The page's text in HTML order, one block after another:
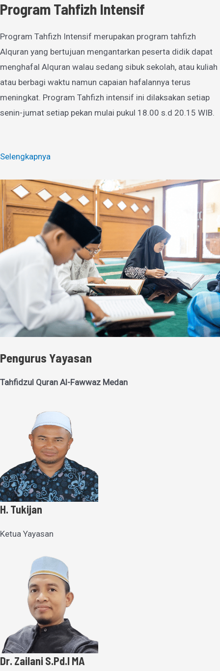
Program Tahfizh Intensif
Program Tahfizh Intensif merupakan program tahfizh
Alquran yang bertujuan mengantarkan peserta didik dapat
menghafal Alquran walau sedang sibuk sekolah, atau kuliah
atau berbagi waktu namun capaian hafalannya terus
meningkat. Program Tahfizh intensif ini dilaksakan setiap
senin-jumat setiap pekan mulai pukul 18.00 s.d 20.15 WIB.
Selengkapnya
Pengurus Yayasan
Tahfidzul Quran Al-Fawwaz Medan
H. Tukijan
Ketua Yayasan
Dr. Zailani S.Pd.I MA